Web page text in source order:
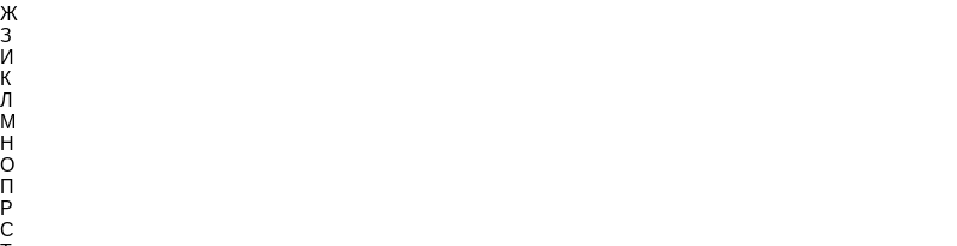
Ж
З
И
К
Л
М
Н
О
П
Р
С